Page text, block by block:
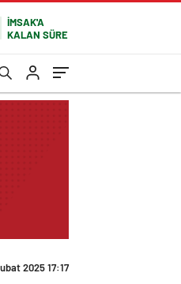
İMSAK'A
KALAN SÜRE
2025 17:17